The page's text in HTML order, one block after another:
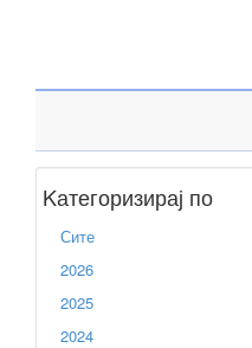
Kатегоризирај по
Сите
2026
2025
2024